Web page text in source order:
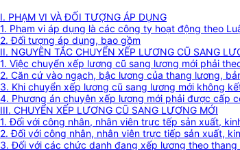
I. PHẠM VI VÀ ĐỐI TƯỢNG ÁP DỤNG
1. Phạm vi áp dụng là các công ty hoạt động theo
2. Đối tượng áp dụng, bao gồm
II. NGUYÊN TẮC CHUYỂN XẾP LƯƠNG CŨ SANG
1. Việc chuyển xếp lương cũ sang lương mới phải
2. Căn cứ vào ngạch, bậc lương của thang lương,
3. Khi chuyển xếp lương cũ sang lương mới không
4. Phương án chuyên xếp lương mới phải được cấp
III. CHUYỂN XẾP LƯƠNG CŨ SANG LƯƠNG MỚI
1. Đối với công nhân, nhân viên trực tếp sản xuất,
2. Đối với công nhân, nhân viên trực tiếp sản xuất,
3. Đối với các chức danh đang xếp lương theo